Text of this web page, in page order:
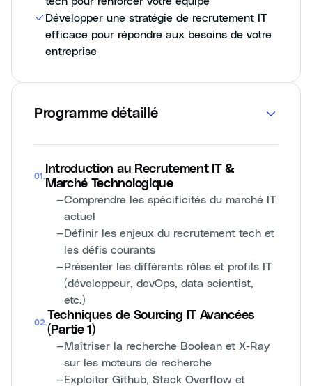
Développer une stratégie de recrutement IT
efficace pour répondre aux besoins de votre
entreprise
Programme détaillé
01 .
Introduction au Recrutement IT &
Marché Technologique
—Comprendre les spécificités du marché IT
actuel
—Définir les enjeux du recrutement tech et
les défis courants
—Présenter les différents rôles et profils IT
(développeur, devOps, data scientist,
etc.)
02.
Techniques de Sourcing IT Avancées
(Partie 1)
—Maîtriser la recherche Boolean et X-Ray
sur les moteurs de recherche
—Exploiter Github, Stack Overflow et